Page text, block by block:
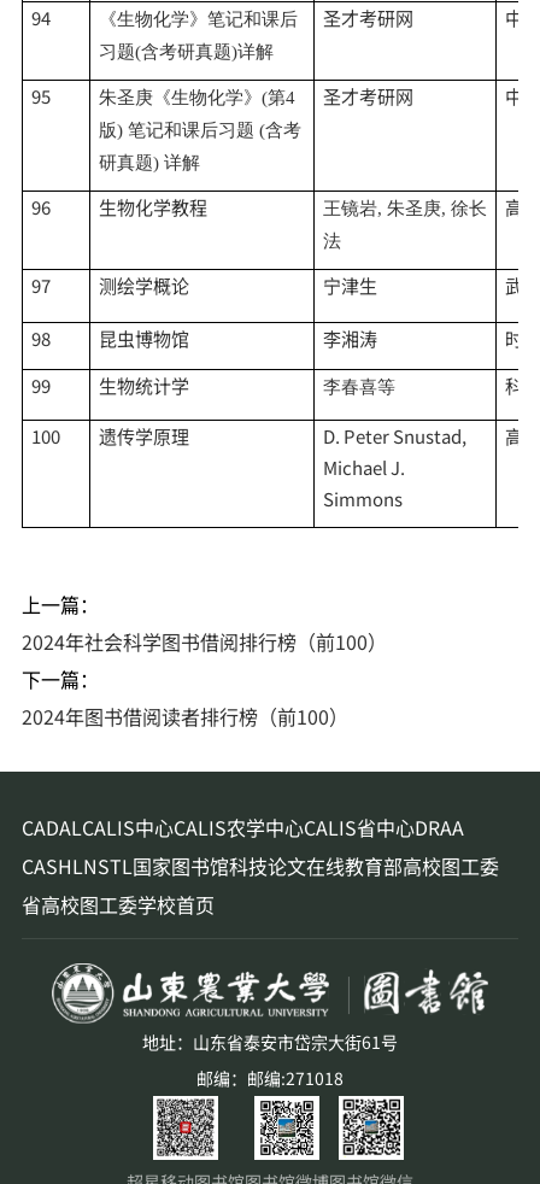
94
《生物化学》笔记和课后
习题(含考研真题)详解
圣才考研网 中
95 朱圣庚《生物化学》 (第4
版) 笔记和课后习题 (含考
研真题) 详解
圣才考研网 中
96 生物化学教程 王镜岩, 朱圣庚, 徐长
法
高
97 测绘学概论 宁津生 武
98 昆虫博物馆 李湘涛
时
99
生物统计学 李春喜等
科
100
遗传学原理
D. Peter Snustad,
Michael J.
Simmons
高
上一篇：
2024年社会科学图书借阅排行榜（前100）
下一篇：
2024年图书借阅读者排行榜（前100）
CADALCALIS中心CALIS农学中心CALIS省中心DRAA
CASHLNSTL国家图书馆科技论文在线教育部高校图工委
省高校图工委学校首页
地址：山东省泰安市岱宗大街61号
邮编：邮编:271018